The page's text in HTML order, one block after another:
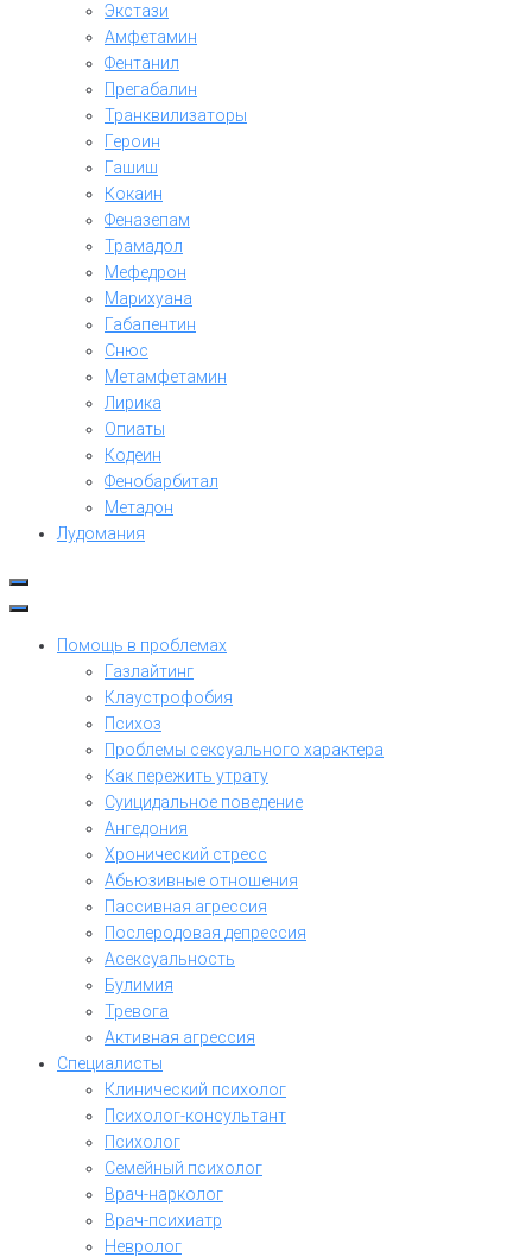
Экстази
Амфетамин
Фентанил
Прегабалин
Транквилизаторы
Героин
Гашиш
Кокаин
Феназепам
Трамадол
Мефедрон
Марихуана
Габапентин
Снюс
Метамфетамин
Лирика
Опиаты
Кодеин
Фенобарбитал
Метадон
Лудомания
Помощь в проблемах
Газлайтинг
Клаустрофобия
Психоз
Проблемы сексуального характера
Как пережить утрату
Суицидальное поведение
Ангедония
Хронический стресс
Абьюзивные отношения
Пассивная агрессия
Послеродовая депрессия
Асексуальность
Булимия
Тревога
Активная агрессия
Специалисты
Клинический психолог
Психолог-консультант
Психолог
Семейный психолог
Врач-нарколог
Врач-психиатр
Невролог